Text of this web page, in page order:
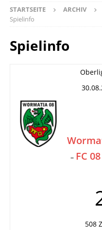
STARTSEITE ARCHIV
Spielinfo
Spielinfo
– FC
508